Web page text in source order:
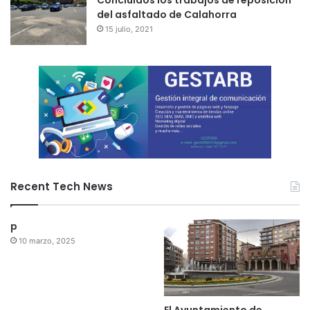
ALBOROTO
Animación infantil
21:00-22:00 | Plaza Gallarza
HORA MUSICAL, A CARGO DE LA ORQUESTA PRIMERA
PLANA
00:00 | Patio del Colegio
GRAN COLECCIÓN DE FUEGOS ARTIFICIALES A CARGO
DE LA PIROTECNIA VALECEA
FORMIDABLE VELADA MUSICAL, A CARGO DE LA
PASACALLES FIN DE FIESTA, A CARGO DE LA CHARANGA
del asfaltado de Calahorra
15 julio, 2021
Recent Tech News
p
10 marzo, 2025